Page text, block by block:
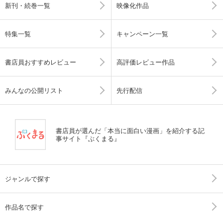
新刊・続巻一覧 映像化作品
特集一覧 キャンペーン一覧
書店員おすすめレビュー 高評価レビュー作品
みんなの公開リスト 先行配信
書店員が選んだ「本当に面白い漫画」を紹介する記
事サイト『ぶくまる』
ジャンルで探す
作品名で探す